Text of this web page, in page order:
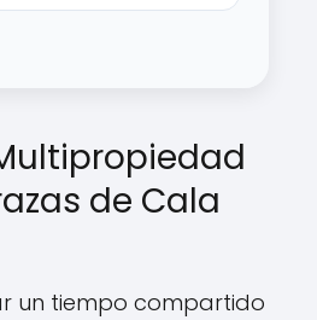
de Cala
un tiempo compartido